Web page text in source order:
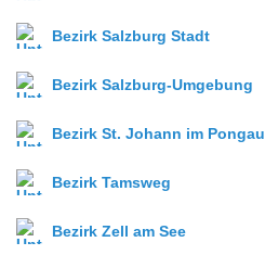
Bezirk Salzburg Stadt
Bezirk Salzburg-Umgebung
Bezirk St. Johann im Pongau
Bezirk Tamsweg
Bezirk Zell am See